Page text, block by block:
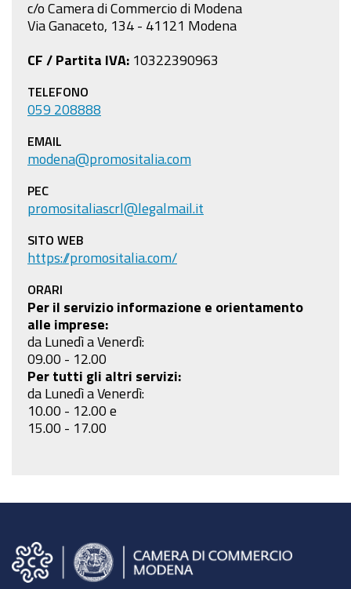
c/o Camera di Commercio di Modena
Via Ganaceto, 134 - 41121 Modena
CF / Partita IVA: 10322390963
TELEFONO
059 208888
EMAIL
modena@promositalia.com
PEC
promositaliascrl@legalmail.it
SITO WEB
https://promositalia.com/
ORARI
Per il servizio informazione e orientamento
alle imprese:
da Lunedì a Venerdì:
09.00 - 12.00
Per tutti gli altri servizi:
da Lunedì a Venerdì:
10.00 - 12.00 e
15.00 - 17.00